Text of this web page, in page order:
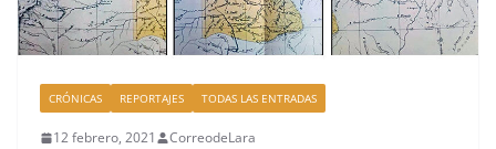
CRÓNICAS REPORTAJES TODAS LAS ENTRADAS
12 febrero, 2021 CorreodeLara